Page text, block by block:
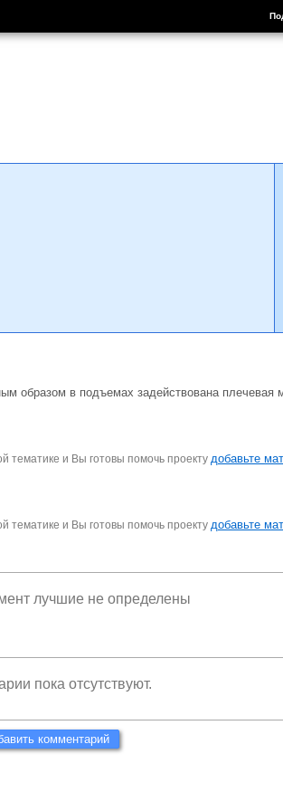
образом в подъемах задействована
тематике и Вы готовы помочь проекту добавьте
тематике и Вы готовы помочь проекту добавьте
лучшие не определены
пока отсутствуют.
комментарий